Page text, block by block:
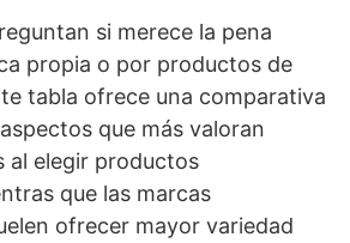
si merece la pena
propia o por productos de
tabla ofrece una comparativa
que más valoran
al elegir productos
que las marcas
ofrecer mayor variedad